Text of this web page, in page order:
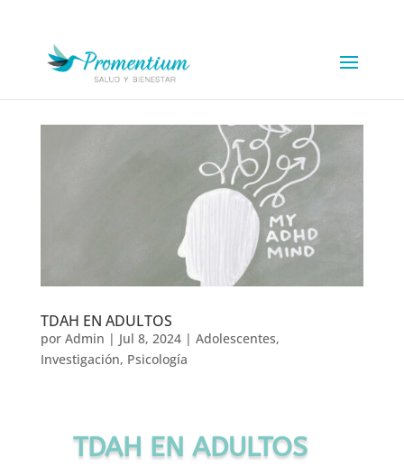
TDAH EN ADULTOS
por Admin | Jul 8, 2024| Adolescentes,
Investigación, Psicología
TDAH EN ADULTOS